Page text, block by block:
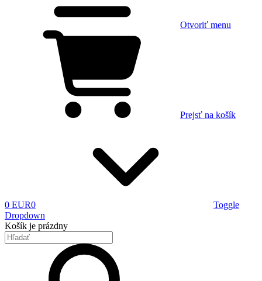
Otvoriť menu
Prejsť na košík
0 EUR0
Toggle
Dropdown
Košík je prázdny